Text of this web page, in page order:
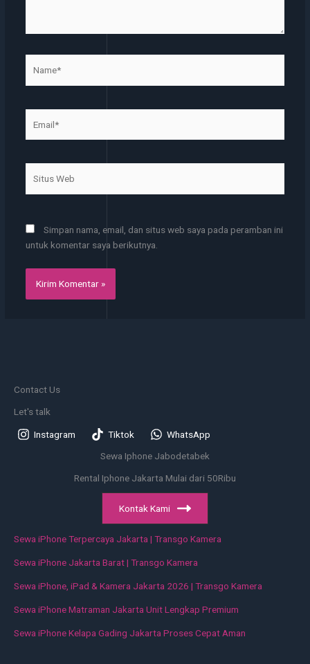
Web
Simpan nama, email, dan situs web saya pada peramban ini
untuk komentar saya berikutnya.
Contact Us
Let's talk
Instagram Tiktok
WhatsApp
Sewa Iphone Jabodetabek
Rental Iphone Jakarta Mulai dari 50Ribu
Kontak Kami
Sewa iPhone Terpercaya Jakarta | Transgo Kamera
Sewa iPhone Jakarta Barat | Transgo Kamera
Sewa iPhone, iPad & Kamera Jakarta 2026 | Transgo Kamera
Sewa iPhone Matraman Jakarta Unit Lengkap Premium
Sewa iPhone Kelapa Gading Jakarta Proses Cepat Aman